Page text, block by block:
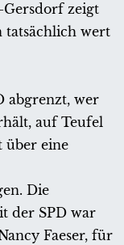
zeigt
tatsächlich wert
abgrenzt, wer
auf Teufel
über eine
Die
der SPD war
Faeser, für